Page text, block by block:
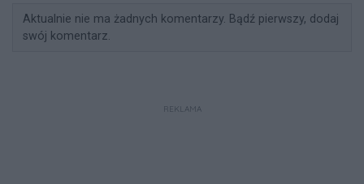
Aktualnie nie ma żadnych komentarzy. Bądź pierwszy, dodaj
swój komentarz.
REKLAMA